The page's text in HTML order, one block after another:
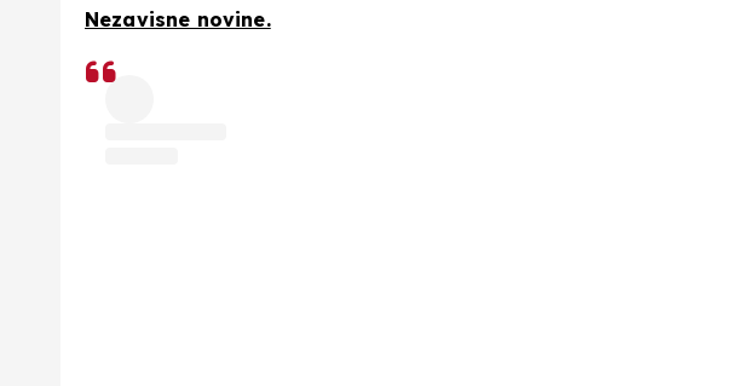
Nezavisne novine.